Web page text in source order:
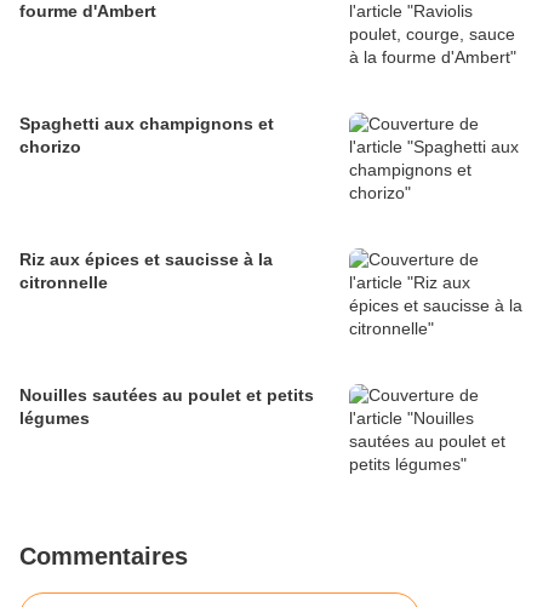
fourme d'Ambert
Spaghetti aux champignons et
chorizo
Riz aux épices et saucisse à la
citronnelle
Nouilles sautées au poulet et petits
légumes
Commentaires